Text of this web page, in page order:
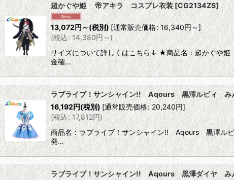
超かぐや姫 帝アキラ コスプレ衣装[CG2134ZS]
13,072円～(税別)[通常販売価格: 16,340円～]
(税込: 14,380円～)
サイズについて詳しくはこちら↓ ★商品名：超かぐや
金確…
ラブライブ！サンシャイン!! Aqours 黒澤ルビィ み
16,192円(税別)[通常販売価格: 20,240円]
(税込: 17,812円)
商品名：ラブライブ！サンシャイン!! Aqours 黒澤ル
発…
ラブライブ！サンシャイン!! Aqours 黒澤ダイヤ み